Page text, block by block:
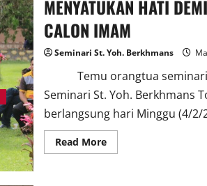
MENYATUKAN HATI
CALON IMAM
Seminari St. Yoh. Berkhmans
Temu orangtua
Seminari St. Yoh. Berkhmans
berlangsung hari Minggu (4/2/
Read MoreRead
more